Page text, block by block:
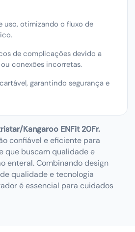
uso, otimizando o fluxo de
de complicações devido a
conexões incorretas.
garantindo segurança e
Kangaroo ENFit 20Fr.
confiável e eficiente para
que buscam qualidade e
enteral. Combinando design
qualidade e tecnologia
é essencial para cuidados